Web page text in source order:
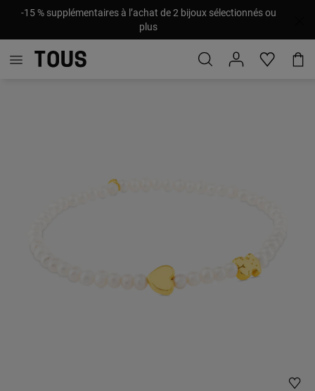
-15 % supplémentaires à l’achat de 2 bijoux sélectionnés ou
plus